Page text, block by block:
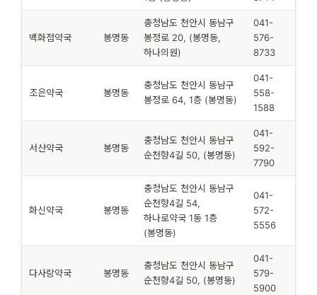
백화점약국 봉명동
충청남도 천안시 동남구
봉정로 20, (봉명동,
하나의원)
041-
576-
8733
조은약국 봉명동
충청남도 천안시 동남구
봉정로 64, 1층 (봉명동)
041-
558-
1588
서산약국 봉명동
충청남도 천안시 동남구
순천향4길 50, (봉명동)
041-
592-
7790
화신약국 봉명동
충청남도 천안시 동남구
순천향4길 54,
하나로약국 1동 1층
(봉명동)
041-
572-
5556
다사랑약국 봉명동
충청남도 천안시 동남구
순천향4길 50, (봉명동)
041-
579-
5900